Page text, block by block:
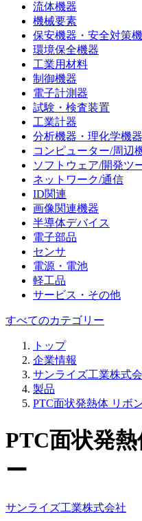
流体機器
機械要素
保安機器・安全対策
環境保全機器
工業用材料
制御機器
電子計測器
試験・検査装置
工業計器
分析機器・理化学機器
コンピューター/周辺
ソフトウェア/開発ツ
ネットワーク/通信
ID関連
画像関連機器
半導体デバイス
電子部品
センサ
電源・電池
軽工品
サービス・その他
すべてのカテゴリー
トップ
企業情報
サンライズ工業株式
製品
PTC面状発熱体 リボ
PTC面状発
ー
サンライズ工業株式会社